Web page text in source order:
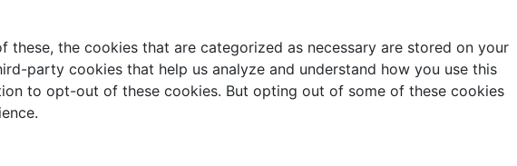
the cookies that are categorized as necessary are stored on your
party cookies that help us analyze and understand how you use this
to opt-out of these cookies. But opting out of some of these cookies